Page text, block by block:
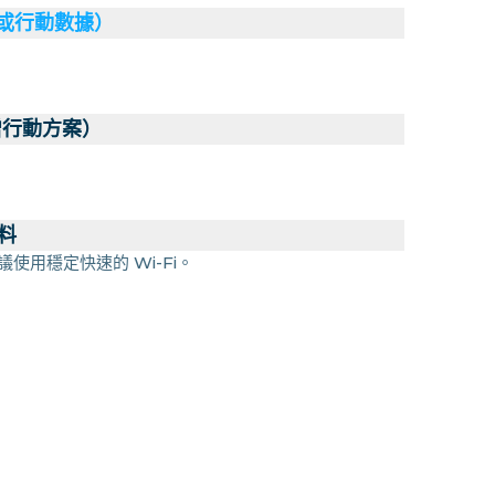
動數據）
動方案）
使用穩定快速的 Wi-Fi。